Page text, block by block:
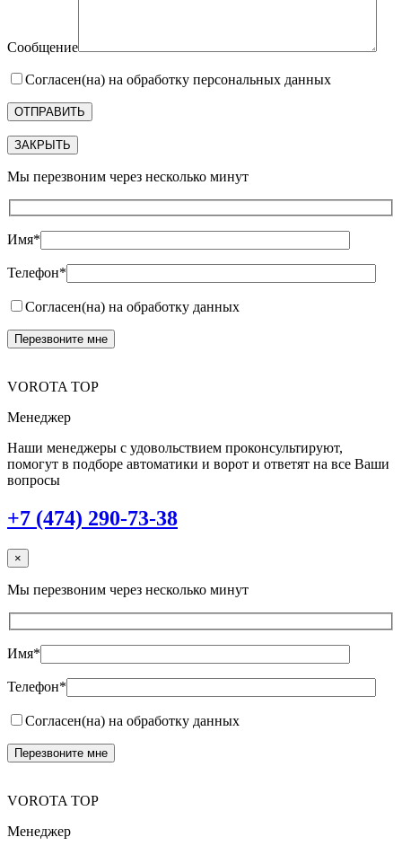
Сообщение
Согласен(на) на обработку персональных данных
ЗАКРЫТЬ
Мы перезвоним через несколько минут
Имя*
Телефон*
Согласен(на) на обработку данных
VOROTA TOP
Менеджер
Наши менеджеры с удовольствием проконсультируют,
помогут в подборе автоматики и ворот и ответят на все Ваши
вопросы
+7 (474) 290-73-38
×
Мы перезвоним через несколько минут
Имя*
Телефон*
Согласен(на) на обработку данных
VOROTA TOP
Менеджер